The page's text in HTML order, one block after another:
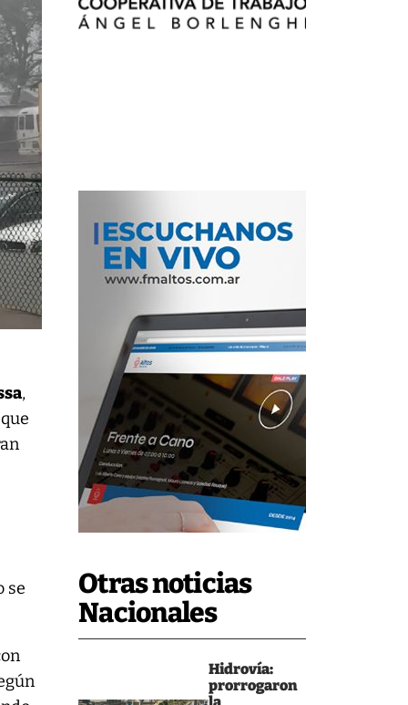
Otras noticias
Nacionales
Hidrovía:
prorrogaron
,
se